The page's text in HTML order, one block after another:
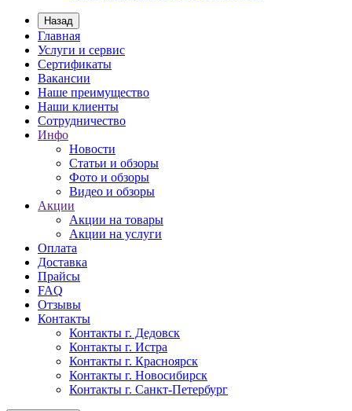
Назад
Главная
Услуги и сервис
Сертификаты
Вакансии
Наше преимущество
Наши клиенты
Сотрудничество
Инфо
Новости
Статьи и обзоры
Фото и обзоры
Видео и обзоры
Акции
Акции на товары
Акции на услуги
Оплата
Доставка
Прайсы
FAQ
Отзывы
Контакты
Контакты г. Дедовск
Контакты г. Истра
Контакты г. Красноярск
Контакты г. Новосибирск
Контакты г. Санкт-Петербург